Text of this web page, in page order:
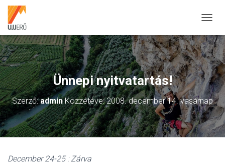
A
V
I
G
Á
C
I
Ó
B
E
Ünnepi nyitvatartás!
Szerző:adminKözzétéve:2008. december 14. vasárnap
December 24-25 : Zárva